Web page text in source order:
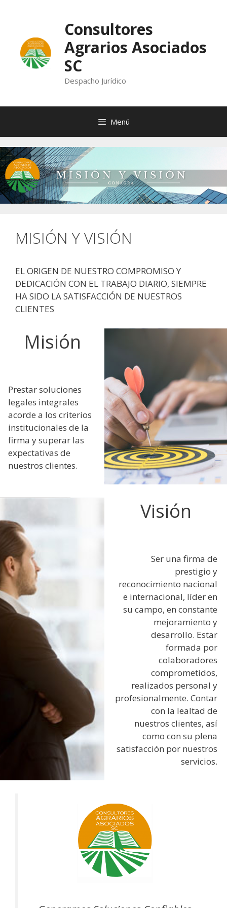
Consultores
Agrarios Asociados
SC
Despacho Jurídico
Menú
MISIÓN Y VISIÓN
EL ORIGEN DE NUESTRO COMPROMISO Y
DEDICACIÓN CON EL TRABAJO DIARIO, SIEMPRE
HA SIDO LA SATISFACCIÓN DE NUESTROS
CLIENTES
Misión
Prestar soluciones
legales integrales
acorde a los criterios
institucionales de la
firma y superar las
expectativas de
nuestros clientes.
Visión
Ser una firma de
prestigio y
reconocimiento nacional
e internacional, líder en
su campo, en constante
mejoramiento y
desarrollo. Estar
formada por
colaboradores
comprometidos,
realizados personal y
profesionalmente. Contar
con la lealtad de
nuestros clientes, así
como con su plena
satisfacción por nuestros
servicios.